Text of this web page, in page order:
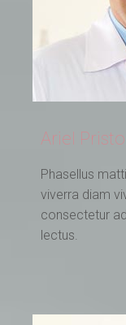
Ariel
Phasellus
viverra diam
consectetur
lectus.